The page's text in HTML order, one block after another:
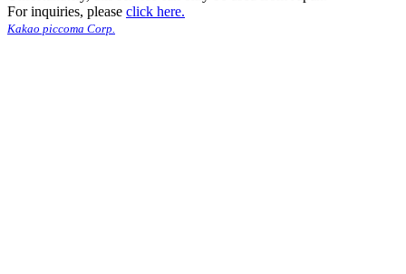
For inquiries, please click here.
Kakao piccoma Corp.